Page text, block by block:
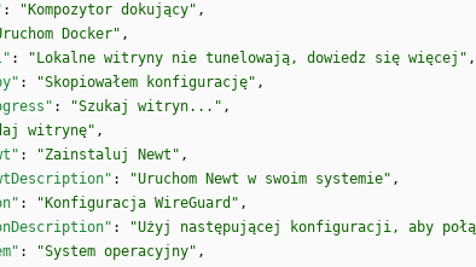
: "Kompozytor dokujący" ,
Docker" ,
: "Lokalne witryny nie tunelowają, dowiedz się więcej" ,
: "Skopiowałem konfigurację" ,
: "Szukaj witryn..." ,
witrynę" ,
: "Zainstaluj Newt" ,
: "Uruchom Newt w swoim systemie" ,
: "Konfiguracja WireGuard" ,
: "Użyj następującej konfiguracji, aby
: "System operacyjny" ,